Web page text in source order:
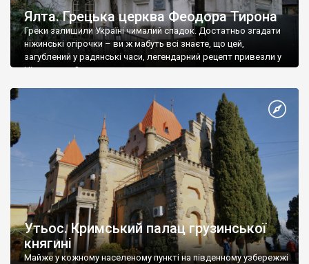
Ялта. Грецька церква Феодора Тирона
Греки залишили Україні чималий спадок. Достатньо згадати
ніжинські огірочки – ви ж мабуть всі знаєте, що цей,
загублений у радянські часи, легендарний рецепт привезли у
Ніжин греки?
Утьос. Кримський палац грузинської
княгині
Майже у кожному населеному пункті на південному узбережжі